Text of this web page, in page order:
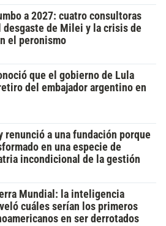
a 2027: cuatro consultoras
desgaste de Milei y la crisis de
el peronismo
que el gobierno de Lula
del embajador argentino en
renunció a una fundación porque
en una especie de
incondicional de la gestión
Mundial: la inteligencia
cuáles serían los primeros
en ser derrotados